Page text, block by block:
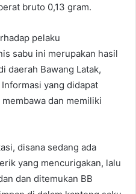
bruto 0,13 gram.
pelaku
sabu ini merupakan hasil
daerah Bawang Latak,
yang didapat
dan memiliki
disana sedang ada
yang mencurigakan, lalu
dan ditemukan BB